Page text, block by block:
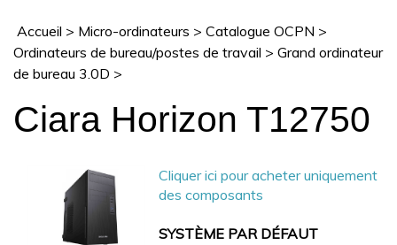
Accueil > Micro-ordinateurs > Catalogue OCPN >
Ordinateurs de bureau/postes de travail > Grand ordinateur
de bureau 3.0D >
Ciara Horizon T12750
Cliquer ici pour acheter uniquement
des composants
SYSTÈME PAR DÉFAUT